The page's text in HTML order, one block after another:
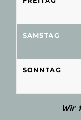
SAMSTAG
SONNTAG
Wir